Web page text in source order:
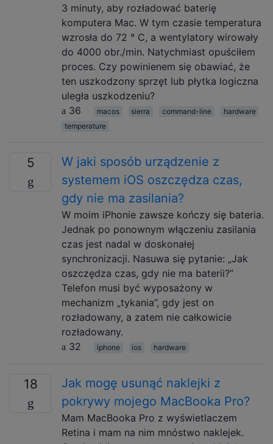
3 minuty, aby rozładować baterię
komputera Mac. W tym czasie temperatura
wzrosła do 72 ° C, a wentylatory wirowały
do ​​4000 obr./min. Natychmiast opuściłem
proces. Czy powinienem się obawiać, że
ten uszkodzony sprzęt lub płytka logiczna
uległa uszkodzeniu?
36
macos sierra command-line
hardware
temperature
5
W jaki sposób urządzenie z
systemem iOS oszczędza czas,
gdy nie ma zasilania?
W moim iPhonie zawsze kończy się bateria.
Jednak po ponownym włączeniu zasilania
czas jest nadal w doskonałej
synchronizacji. Nasuwa się pytanie: „Jak
oszczędza czas, gdy nie ma baterii?”
Telefon musi być wyposażony w
mechanizm „tykania”, gdy jest on
rozładowany, a zatem nie całkowicie
rozładowany.
32
iphone ios hardware
18
Jak mogę usunąć naklejki z
pokrywy mojego MacBooka Pro?
Mam MacBooka Pro z wyświetlaczem
Retina i mam na nim mnóstwo naklejek.